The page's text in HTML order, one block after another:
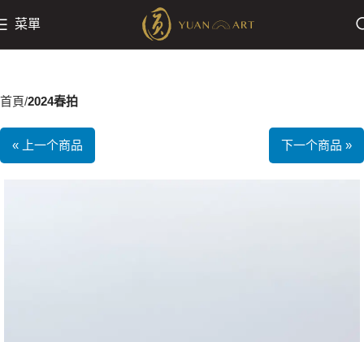
菜單
首頁 2024春拍
« 上一个商品 下一个商品 »